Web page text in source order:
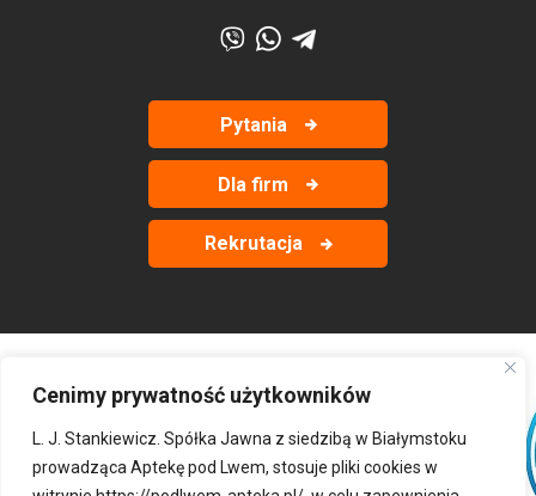
Cenimy prywatność użytkowników
L. J. Stankiewicz. Spółka Jawna z siedzibą w Białymstoku
prowadząca Aptekę pod Lwem, stosuje pliki cookies w
Pytania
Dla firm
Rekrutacja
‹